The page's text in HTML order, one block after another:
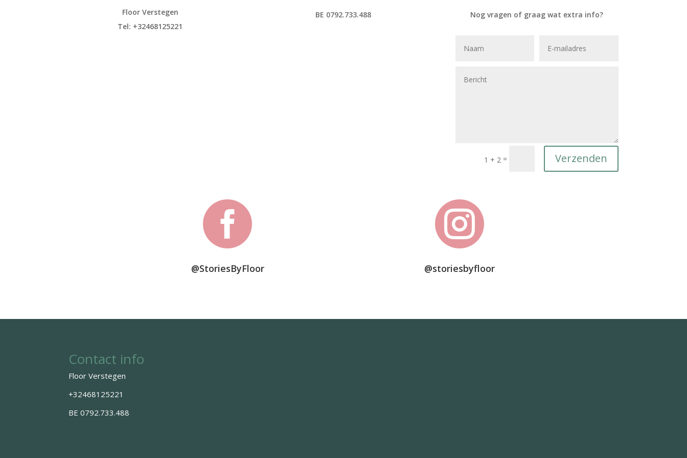
Floor Verstegen
Tel: +32468125221
BE 0792.733.488 Nog vragen of graag wat extra info?
1 + 2 = Verzenden

@StoriesByFloor

@storiesbyfloor
Contact info
Floor Verstegen
+32468125221
BE 0792.733.488